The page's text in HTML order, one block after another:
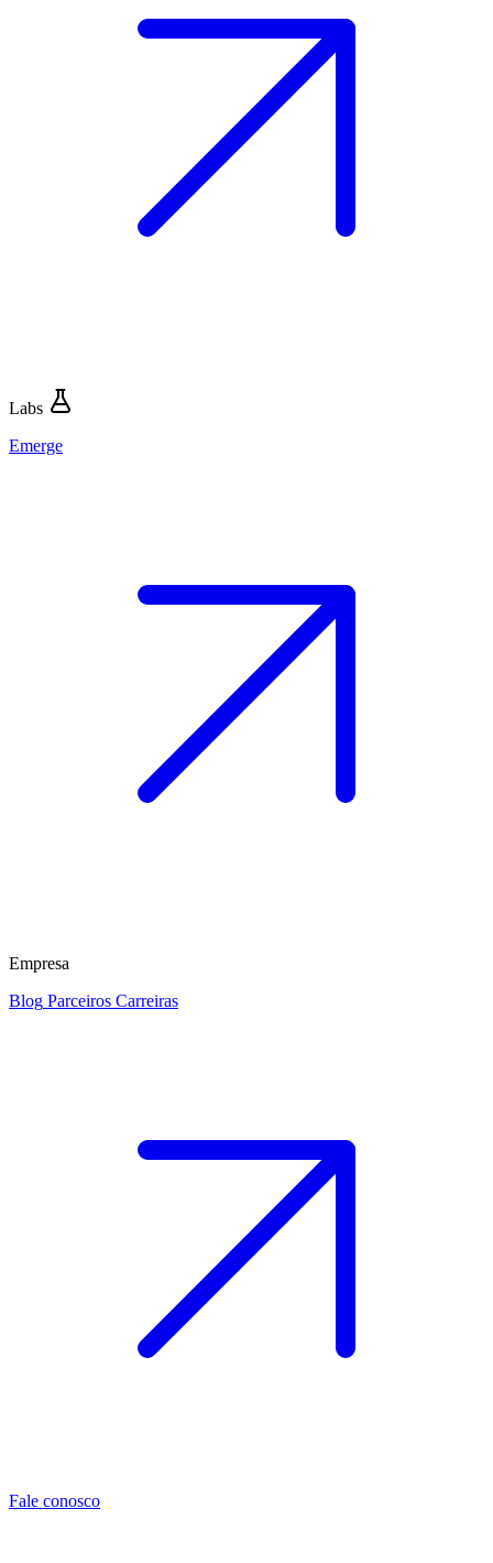
Labs
Emerge
Empresa
Blog Parceiros Carreiras
Fale conosco